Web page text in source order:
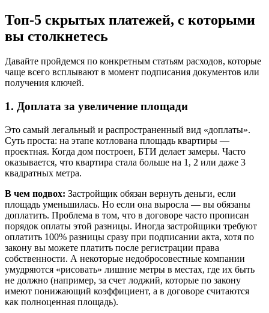
Топ-5 скрытых платежей, с которыми
вы столкнетесь
Давайте пройдемся по конкретным статьям расходов, которые
чаще всего всплывают в момент подписания документов или
получения ключей.
1. Доплата за увеличение площади
Это самый легальный и распространенный вид «доплаты».
Суть проста: на этапе котлована площадь квартиры —
проектная. Когда дом построен, БТИ делает замеры. Часто
оказывается, что квартира стала больше на 1, 2 или даже 3
квадратных метра.
В чем подвох: Застройщик обязан вернуть деньги, если
площадь уменьшилась. Но если она выросла — вы обязаны
доплатить. Проблема в том, что в договоре часто прописан
порядок оплаты этой разницы. Иногда застройщики требуют
оплатить 100% разницы сразу при подписании акта, хотя по
закону вы можете платить после регистрации права
собственности. А некоторые недобросовестные компании
умудряются «рисовать» лишние метры в местах, где их быть
не должно (например, за счет лоджий, которые по закону
имеют понижающий коэффициент, а в договоре считаются
как полноценная площадь).